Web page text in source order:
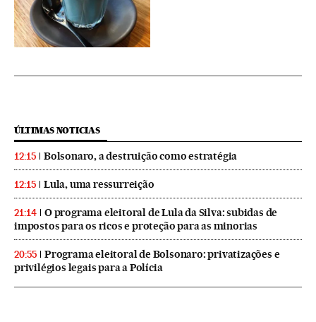
ÚLTIMAS NOTICIAS
12:15 Bolsonaro, a destruição como estratégia
12:15 Lula, uma ressurreição
21:14
O programa eleitoral de Lula da Silva: subidas de
impostos para os ricos e proteção para as minorias
20:55
Programa eleitoral de Bolsonaro: privatizações e
privilégios legais para a Polícia